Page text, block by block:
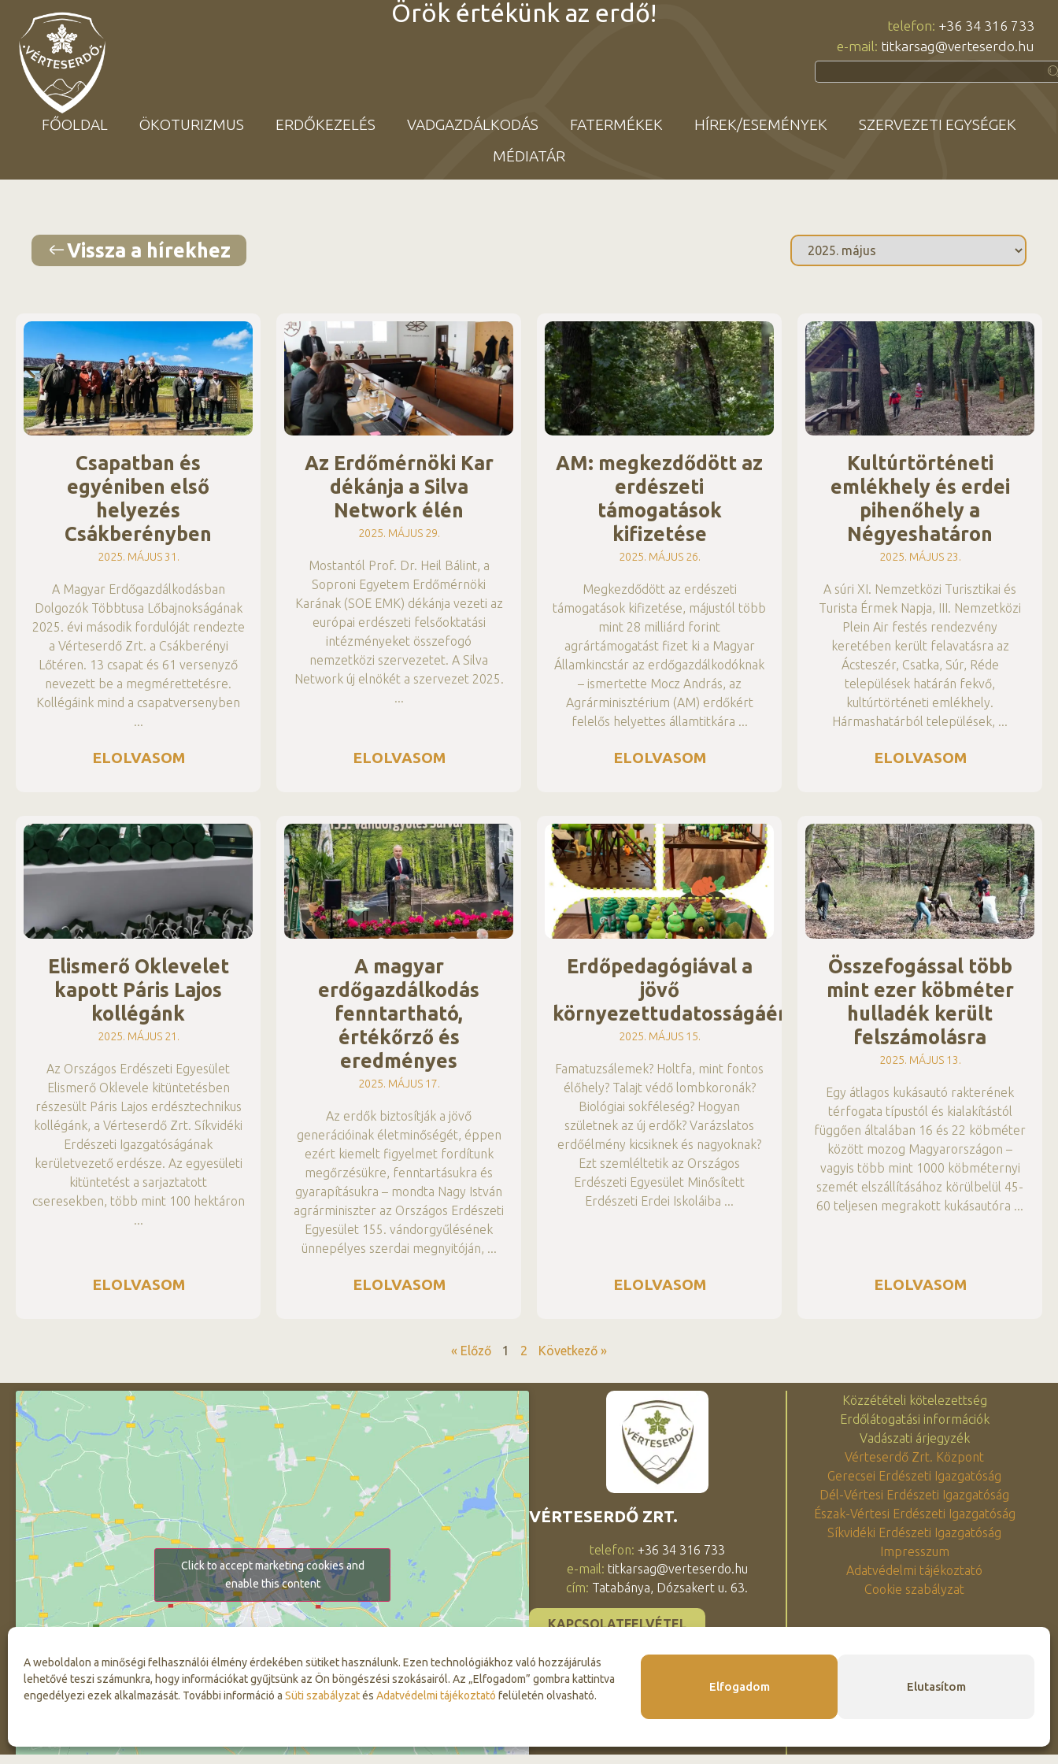
A weboldalon a minőségi felhasználói élmény érdekében sütiket használunk. Ezen technológiákhoz való hozzájárulás
lehetővé teszi számunkra, hogy információkat gyűjtsünk az Ön böngészési szokásairól. Az „Elfogadom” gombra kattintva
engedélyezi ezek alkalmazását. További információ a Süti szabályzatés Adatvédelmi tájékoztató felületén olvasható.
Elfogadom Elutasítom
Örök értékünk az erdő! telefon: +36 34 316 733
e-mail: titkarsag@verteserdo.hu
FŐOLDAL ÖKOTURIZMUS ERDŐKEZELÉS VADGAZDÁLKODÁS FATERMÉKEK HÍREK/ESEMÉNYEK
SZERVEZETI EGYSÉGEK
MÉDIATÁR
Vissza a hírekhez
Csapatban és
egyéniben első
helyezés
Csákberényben
2025. MÁJUS 31.
A Magyar Erdőgazdálkodásban
Dolgozók Többtusa Lőbajnokságának
2025. évi második fordulóját rendezte
a Vérteserdő Zrt. a Csákberényi
Lőtéren. 13 csapat és 61 versenyző
nevezett be a megmérettetésre.
Kollégáink mind a csapatversenyben
ELOLVASOM
Az Erdőmérnöki Kar
dékánja a Silva
Network élén
2025. MÁJUS 29.
Mostantól Prof. Dr. Heil Bálint, a
Soproni Egyetem Erdőmérnöki
Karának (SOE EMK) dékánja vezeti az
európai erdészeti felsőoktatási
intézményeket összefogó
nemzetközi szervezetet. A Silva
Network új elnökét a szervezet 2025.
ELOLVASOM
AM: megkezdődött az
erdészeti
támogatások
kifizetése
2025. MÁJUS 26.
Megkezdődött az erdészeti
támogatások kifizetése, májustól több
mint 28 milliárd forint
agrártámogatást fizet ki a Magyar
Államkincstár az erdőgazdálkodóknak
– ismertette Mocz András, az
Agrárminisztérium (AM) erdőkért
felelős helyettes államtitkára
ELOLVASOM
Kultúrtörténeti
emlékhely és erdei
pihenőhely a
Négyeshatáron
2025. MÁJUS 23.
A súri XI. Nemzetközi Turisztikai és
Turista Érmek Napja, III. Nemzetközi
Plein Air festés rendezvény
keretében került felavatásra az
Ácsteszér, Csatka, Súr, Réde
települések határán fekvő,
kultúrtörténeti emlékhely.
Hármashatárból települések,
ELOLVASOM
Elismerő Oklevelet
kapott Páris Lajos
kollégánk
2025. MÁJUS 21.
Az Országos Erdészeti Egyesület
Elismerő Oklevele kitüntetésben
részesült Páris Lajos erdésztechnikus
kollégánk, a Vérteserdő Zrt. Síkvidéki
Erdészeti Igazgatóságának
kerületvezető erdésze. Az egyesületi
kitüntetést a sarjaztatott
cseresekben, több mint 100 hektáron
ELOLVASOM
A magyar
erdőgazdálkodás
fenntartható,
értékőrző és
eredményes
2025. MÁJUS 17.
Az erdők biztosítják a jövő
generációinak életminőségét, éppen
ezért kiemelt figyelmet fordítunk
megőrzésükre, fenntartásukra és
gyarapításukra – mondta Nagy István
agrárminiszter az Országos Erdészeti
Egyesület 155. vándorgyűlésének
ünnepélyes szerdai megnyitóján,
ELOLVASOM
Erdőpedagógiával a
jövő
környezettudatosságáért
2025. MÁJUS 15.
Famatuzsálemek? Holtfa, mint fontos
élőhely? Talajt védő lombkoronák?
Biológiai sokféleség? Hogyan
születnek az új erdők? Varázslatos
erdőélmény kicsiknek és nagyoknak?
Ezt szemléltetik az Országos
Erdészeti Egyesület Minősített
Erdészeti Erdei Iskoláiba
ELOLVASOM
Összefogással több
mint ezer köbméter
hulladék került
felszámolásra
2025. MÁJUS 13.
Egy átlagos kukásautó rakterének
térfogata típustól és kialakítástól
függően általában 16 és 22 köbméter
között mozog Magyarországon –
vagyis több mint 1000 köbméternyi
szemét elszállításához körülbelül 45-
60 teljesen megrakott kukásautóra
ELOLVASOM
« Előző 1 2 Következő »
Click to accept marketing cookies and
enable this content
VÉRTESERDŐ ZRT.
telefon: +36 34 316 733
e-mail: titkarsag@verteserdo.hu
cím: Tatabánya, Dózsakert u. 63.
KAPCSOLATFELVÉTEL
Közzétételi kötelezettség
Erdőlátogatási információk
Vadászati árjegyzék
Vérteserdő Zrt. Központ
Gerecsei Erdészeti Igazgatóság
Dél-Vértesi Erdészeti Igazgatóság
Észak-Vértesi Erdészeti Igazgatóság
Síkvidéki Erdészeti Igazgatóság
Impresszum
Adatvédelmi tájékoztató
Cookie szabályzat